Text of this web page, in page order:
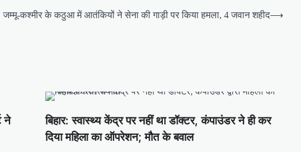
जम्मू-कश्मीर के कठुआ में आतंकियों ने सेना की गाड़ी पर किया हमला, 4 जवान शहीद⟶
ने
बिहार: स्वास्थ्य केंद्र पर नहीं था डॉक्टर, कंपाउंडर ने ही कर
दिया महिला का ऑपरेशन; मौत के बवाल